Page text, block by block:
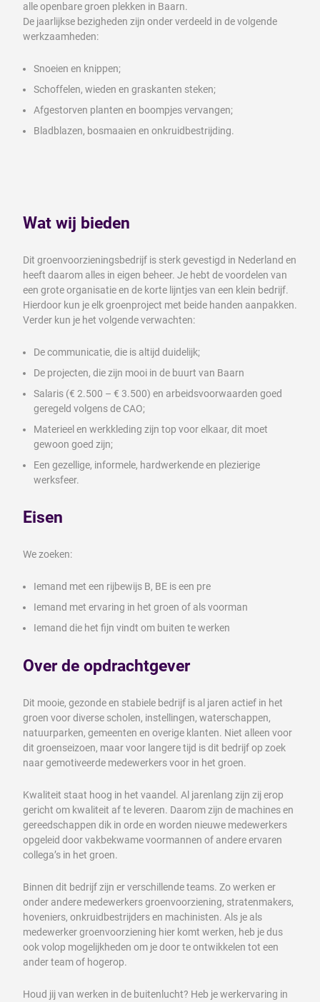
alle openbare groen plekken in Baarn.
De jaarlijkse bezigheden zijn onder verdeeld in de volgende
werkzaamheden:
Snoeien en knippen;
Schoffelen, wieden en graskanten steken;
Afgestorven planten en boompjes vervangen;
Bladblazen, bosmaaien en onkruidbestrijding.
Wat wij bieden
Dit groenvoorzieningsbedrijf is sterk gevestigd in Nederland en
heeft daarom alles in eigen beheer. Je hebt de voordelen van
een grote organisatie en de korte lijntjes van een klein bedrijf.
Hierdoor kun je elk groenproject met beide handen aanpakken.
Verder kun je het volgende verwachten:
De communicatie, die is altijd duidelijk;
De projecten, die zijn mooi in de buurt van Baarn
Salaris (€ 2.500 – € 3.500) en arbeidsvoorwaarden goed
geregeld volgens de CAO;
Materieel en werkkleding zijn top voor elkaar, dit moet
gewoon goed zijn;
Een gezellige, informele, hardwerkende en plezierige
werksfeer.
Eisen
We zoeken:
Iemand met een rijbewijs B, BE is een pre
Iemand met ervaring in het groen of als voorman
Iemand die het fijn vindt om buiten te werken
Over de opdrachtgever
Dit mooie, gezonde en stabiele bedrijf is al jaren actief in het
groen voor diverse scholen, instellingen, waterschappen,
natuurparken, gemeenten en overige klanten. Niet alleen voor
dit groenseizoen, maar voor langere tijd is dit bedrijf op zoek
naar gemotiveerde medewerkers voor in het groen.
Kwaliteit staat hoog in het vaandel. Al jarenlang zijn zij erop
gericht om kwaliteit af te leveren. Daarom zijn de machines en
gereedschappen dik in orde en worden nieuwe medewerkers
opgeleid door vakbekwame voormannen of andere ervaren
collega’s in het groen.
Binnen dit bedrijf zijn er verschillende teams. Zo werken er
onder andere medewerkers groenvoorziening, stratenmakers,
hoveniers, onkruidbestrijders en machinisten. Als je als
medewerker groenvoorziening hier komt werken, heb je dus
ook volop mogelijkheden om je door te ontwikkelen tot een
ander team of hogerop.
Houd jij van werken in de buitenlucht? Heb je werkervaring in